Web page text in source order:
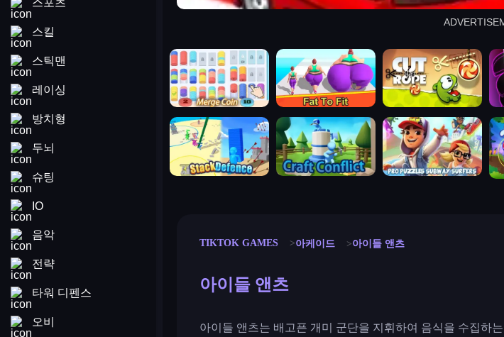
스포츠
스킬
스틱맨
레이싱
방치형
두뇌
슈팅
IO
음악
전략
타워 디펜스
오비
merge coin fat to fit cut the rope
stack defence craft conflict subway surfers
TIKTOK GAMES 아케이드 아이들 앤츠
아이들 앤츠
아이들 앤츠는 배고픈 개미 군단을 지휘하여 음식을 수집하